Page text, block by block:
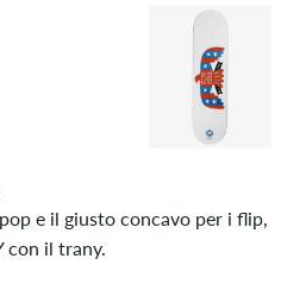
o osceni e le recensioni
o i diritti d'autore, nonché
terze parti non verranno
di un elemento mostra la
che ha effettivamente
vederlo dal segno di spunta
"acquisto verificato". Per
e il giusto concavo per i flip,
con il trany.